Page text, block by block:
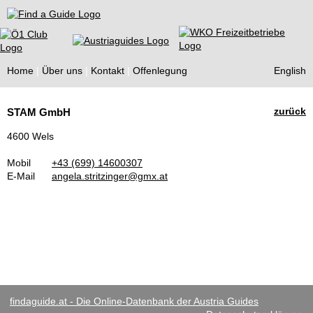
Find a Guide
Home Über uns Kontakt Offenlegung English
Guides
zurück
STAM GmbH
4600 Wels
Mobil
+43 (699) 14600307
E-Mail
angela.stritzinger@gmx.at
findaguide.at - Die Online-Datenbank der Austria Guides